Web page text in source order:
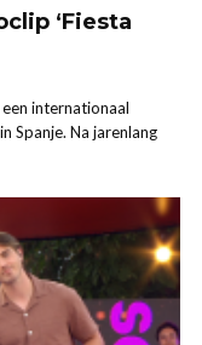
‘Fiesta
internationaal
Spanje. Na jarenlang